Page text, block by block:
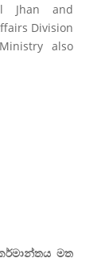
Jhan and
Division
also
මත